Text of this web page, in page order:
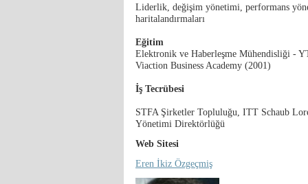
Liderlik, değişim yönetimi, performans
haritalandırmaları
Eğitim
Elektronik ve Haberleşme Mühendisliği -
Viaction Business Academy (2001)
İş Tecrübesi
STFA Şirketler Topluluğu, ITT Schaub
Yönetimi Direktörlüğü
Web Sitesi
Eren İkiz Özgeçmiş